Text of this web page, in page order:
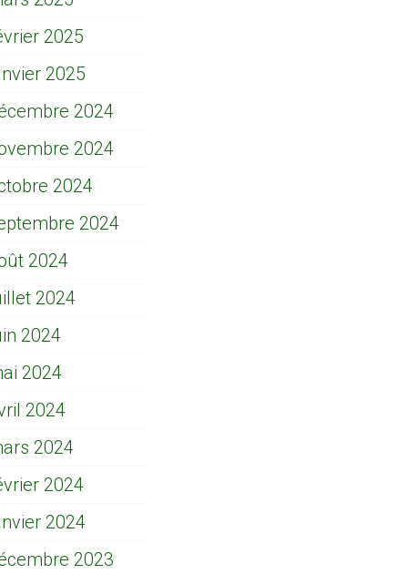
2025
2025
2024
2024
2024
2024
2024
2024
2024
2024
2024
2024
2024
2024
2023